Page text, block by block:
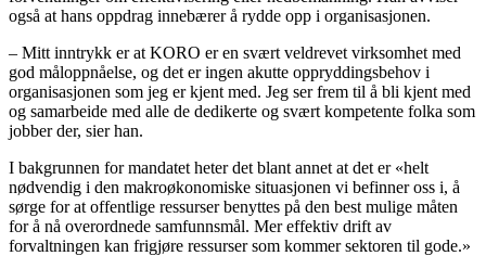
også at hans oppdrag innebærer å rydde opp i organisasjonen.
– Mitt inntrykk er at KORO er en svært veldrevet virksomhet med
god måloppnåelse, og det er ingen akutte oppryddingsbehov i
organisasjonen som jeg er kjent med. Jeg ser frem til å bli kjent med
og samarbeide med alle de dedikerte og svært kompetente folka som
jobber der, sier han.
I bakgrunnen for mandatet heter det blant annet at det er «helt
nødvendig i den makroøkonomiske situasjonen vi befinner oss i, å
sørge for at offentlige ressurser benyttes på den best mulige måten
for å nå overordnede samfunnsmål. Mer effektiv drift av
forvaltningen kan frigjøre ressurser som kommer sektoren til gode.»